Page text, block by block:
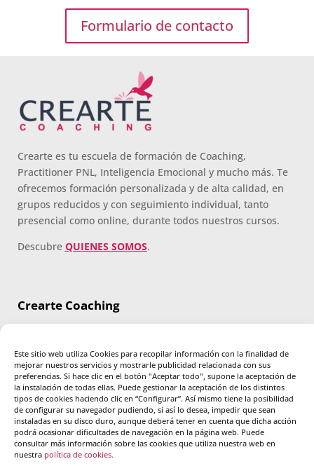
Este sitio web utiliza Cookies para recopilar información con la finalidad de
mejorar nuestros servicios y mostrarle publicidad relacionada con sus
preferencias. Si hace clic en el botón "Aceptar todo", supone la aceptación de
la instalación de todas ellas. Puede gestionar la aceptación de los distintos
tipos de cookies haciendo clic en “Configurar”. Así mismo tiene la posibilidad
de configurar su navegador pudiendo, si así lo desea, impedir que sean
instaladas en su disco duro, aunque deberá tener en cuenta que dicha acción
podrá ocasionar dificultades de navegación en la página web. Puede
consultar más información sobre las cookies que utiliza nuestra web en
nuestra política de cookies.
Formulario de contacto
Crearte es tu escuela de formación de Coaching,
Practitioner PNL, Inteligencia Emocional y mucho más. Te
ofrecemos formación personalizada y de alta calidad, en
grupos reducidos y con seguimiento individual, tanto
presencial como online, durante todos nuestros cursos.
Descubre QUIENES SOMOS.
Crearte Coaching
910 815 241
info@creartecoaching.com
Nuestros certificados